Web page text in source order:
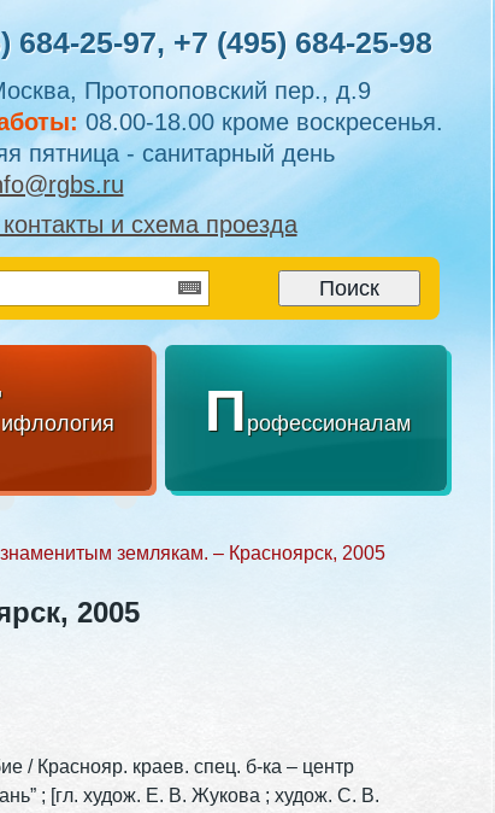
684-25-97, +7 (495) 684-25-98
Протопоповский пер., д.9
08.00-18.00 кроме воскресенья.
пятница - санитарный день
и схема проезда
ифлология Профессионалам
землякам. – Красноярск, 2005
2005
/ Краснояр. краев. спец. б-ка – центр
; [гл. худож. Е. В. Жукова ; худож. С. В.